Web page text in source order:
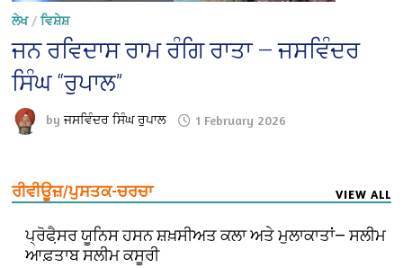
ਲੇਖ/ਵਿਸ਼ੇਸ਼
ਜਨ ਰਵਿਦਾਸ ਰਾਮ ਰੰਗਿ ਰਾਤਾ — ਜਸਵਿੰਦਰ
ਸਿੰਘ “ਰੁਪਾਲ”
byਜਸਵਿੰਦਰ ਸਿੰਘ ਰੁਪਾਲ 1 February 2026
ਰੀਵੀਊਜ਼/ਪੁਸਤਕ-ਚਰਚਾ VIEW ALL
ਪ੍ਰੋਫੈ਼ਸਰ ਯੂਨਿਸ ਹਸਨ ਸ਼ਖ਼ਸੀਅਤ ਕਲਾ ਅਤੇ ਮੁਲਾਕਾਤਾਂ— ਸਲੀਮ
ਆਫ਼ਤਾਬ ਸਲੀਮ ਕਸੂਰੀ